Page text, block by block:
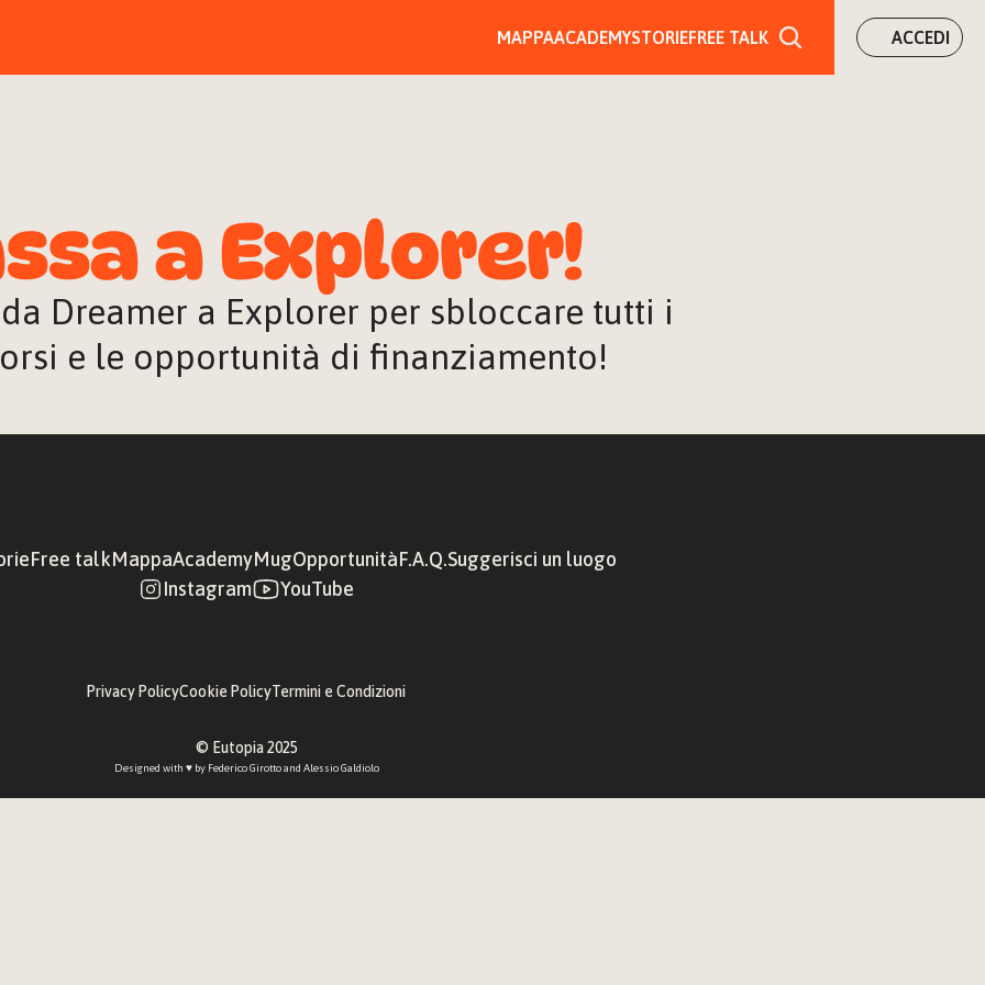
MAPPAACADEMYSTORIEFREE TALK ACCEDI
a Explorer!
Dreamer a Explorer per sbloccare tutti i
e le opportunità di finanziamento!
Free talkMappaAcademyMugOpportunitàF.A.Q.Suggerisci un luogo
Instagram
YouTube
Privacy PolicyCookie PolicyTermini e Condizioni
© Eutopia 2025
Designed with ♥︎ by Federico Girotto and Alessio Galdiolo